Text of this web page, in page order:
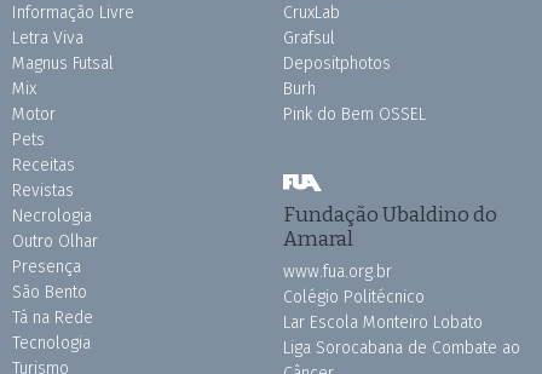
Informação Livre
Letra Viva
Magnus Futsal
Mix
Motor
Pets
Receitas
Revistas
Necrologia
Outro Olhar
Presença
São Bento
Tá na Rede
Tecnologia
Turismo
CruxLab
Grafsul
Depositphotos
Burh
Pink do Bem OSSEL
Fundação Ubaldino do
Amaral
www.fua.org.br
Colégio Politécnico
Lar Escola Monteiro Lobato
Liga Sorocabana de Combate ao